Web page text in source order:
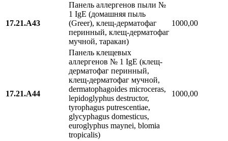
17.21.A43
Панель аллергенов пыли №
1 IgE (домашняя пыль
(Greer), клещ-дерматофаг
перинный, клещ-дерматофаг
мучной, таракан)
1000,00
17.21.A44
Панель клещевых
аллергенов № 1 IgE (клещ-
дерматофаг перинный,
клещ-дерматофаг мучной,
dermatophagoides microceras,
lepidoglyphus destructor,
tyrophagus putrescentiae,
glycyphagus domesticus,
euroglyphus maynei, blomia
tropicalis)
1000,00